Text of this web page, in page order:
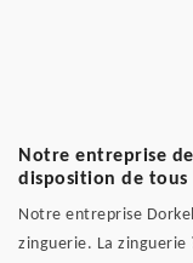
Notre entreprise
disposition de tous
Notre entreprise
zinguerie. La zinguerie